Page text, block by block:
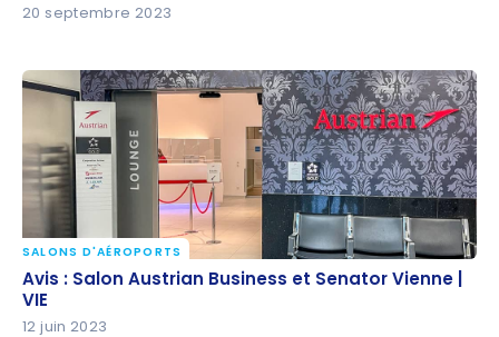
20 septembre 2023
Avis : Salon Austrian Business et Senator Vienne | VIE
SALONS D'AÉROPORTS
Avis : Salon Austrian Business et Senator Vienne |
VIE
12 juin 2023